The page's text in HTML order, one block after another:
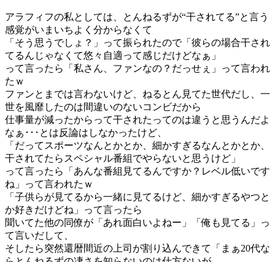
アラフィフの私としては、とんねるずが“干されてる”と言う
感覚がいまいちよく分からなくて
「そう思うでしょ？」って振られたので「彼らの場合干され
てるんじゃなくて悠々自適って感じだけどなぁ」
って言ったら「私さん、ファンなの？だっせぇ」って言われ
たｗ
ファンとまでは言わないけど、ねるとん見てた世代だし、一
世を風靡したのは間違いのないコンビだから
仕事量が減ったからって干されたってのは違うと思うんだよ
なぁ･･･とは反論はしなかったけど、
「だってスポーツなんとかとか、細かすぎるなんとかとか、
干されてたらスペシャル番組でやらないと思うけど」
って言ったら「あんな番組見てるんですか？レベル低いです
ね」って言われたｗ
「子供らが見てるから一緒に見てるけど、細かすぎるやつと
か好きだけどね」って言ったら
聞いてた他の同僚が「あれ面白いよねー」「俺も見てる」っ
て言いだして、
そしたら突然還暦間近の上司が割り込んできて「まぁ20代な